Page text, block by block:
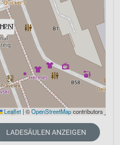
Leaflet | ©OpenStreetMapcontributors
LADESÄULEN ANZEIGEN